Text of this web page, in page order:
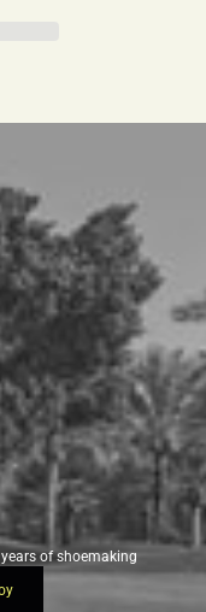
of shoemaking